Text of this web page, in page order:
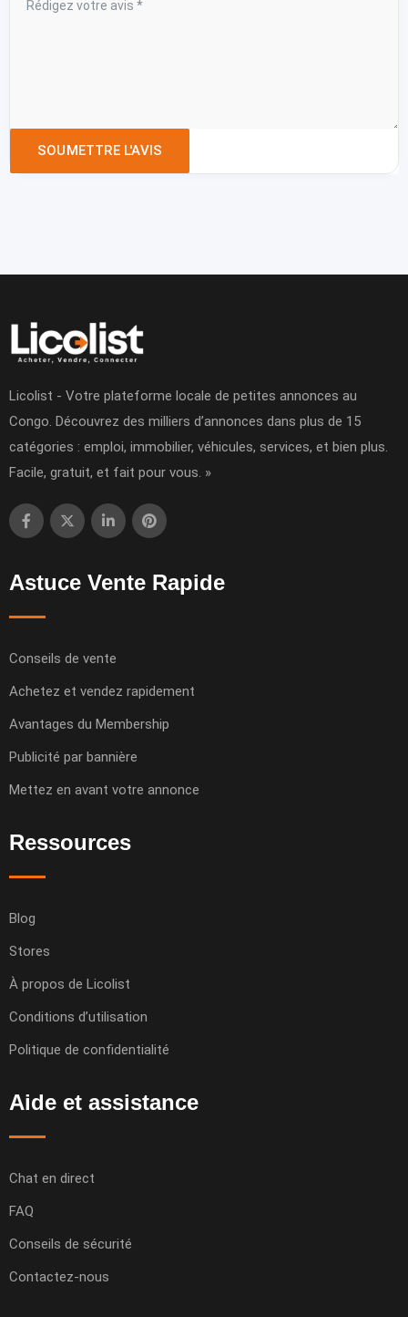
Licolist - Votre plateforme locale de petites annonces au
Congo. Découvrez des milliers d’annonces dans plus de 15
catégories : emploi, immobilier, véhicules, services, et bien plus.
Facile, gratuit, et fait pour vous. »
Astuce Vente Rapide
Conseils de vente
Achetez et vendez rapidement
Avantages du Membership
Publicité par bannière
Mettez en avant votre annonce
Ressources
Blog
Stores
À propos de Licolist
Conditions d’utilisation
Politique de confidentialité
Aide et assistance
Chat en direct
FAQ
Conseils de sécurité
Contactez-nous